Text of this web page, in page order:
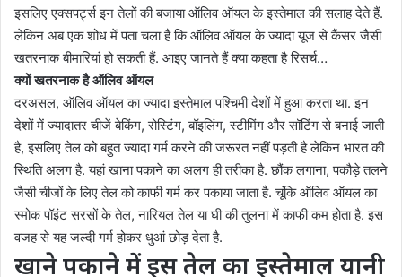
इसलिए एक्सपर्ट्स इन तेलों की बजाया ऑलिव ऑयल के इस्तेमाल की सलाह देते हैं.
लेकिन अब एक शोध में पता चला है कि ऑलिव ऑयल के ज्यादा यूज से कैंसर जैसी
खतरनाक बीमारियां हो सकती हैं. आइए जानते हैं क्या कहता है रिसर्च…
क्यों खतरनाक है ऑलिव ऑयल
दरअसल, ऑलिव ऑयल का ज्यादा इस्तेमाल पश्चिमी देशों में हुआ करता था. इन
देशों में ज्यादातर चीजें बेकिंग, रोस्टिंग, बॉइलिंग, स्टीमिंग और सॉटिंग से बनाई जाती
है, इसलिए तेल को बहुत ज्यादा गर्म करने की जरूरत नहीं पड़ती है लेकिन भारत की
स्थिति अलग है. यहां खाना पकाने का अलग ही तरीका है. छौंक लगाना, पकौड़े तलने
जैसी चीजों के लिए तेल को काफी गर्म कर पकाया जाता है. चूंकि ऑलिव ऑयल का
स्मोक पॉइंट सरसों के तेल, नारियल तेल या घी की तुलना में काफी कम होता है. इस
वजह से यह जल्दी गर्म होकर धुआं छोड़ देता है.
खाने पकाने में इस तेल का इस्तेमाल यानी